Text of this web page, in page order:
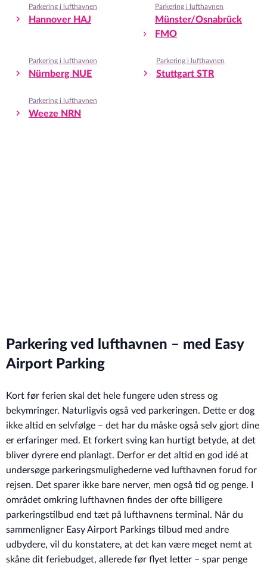
Parkering i lufthavnen
Hannover HAJ
Parkering i lufthavnen
Münster/Osnabrück
FMO
Parkering i lufthavnen
Nürnberg NUE
Parkering i lufthavnen
Stuttgart STR
Parkering i lufthavnen
Weeze NRN
Parkering ved lufthavnen – med Easy
Airport Parking
Kort før ferien skal det hele fungere uden stress og
bekymringer. Naturligvis også ved parkeringen. Dette er dog
ikke altid en selvfølge – det har du måske også selv gjort dine
er erfaringer med. Et forkert sving kan hurtigt betyde, at det
bliver dyrere end planlagt. Derfor er det altid en god idé at
undersøge parkeringsmulighederne ved lufthavnen forud for
rejsen. Det sparer ikke bare nerver, men også tid og penge. I
området omkring lufthavnen findes der ofte billigere
parkeringstilbud end tæt på lufthavnens terminal. Når du
sammenligner Easy Airport Parkings tilbud med andre
udbydere, vil du konstatere, at det kan være meget nemt at
skåne dit feriebudget, allerede før flyet letter – spar penge